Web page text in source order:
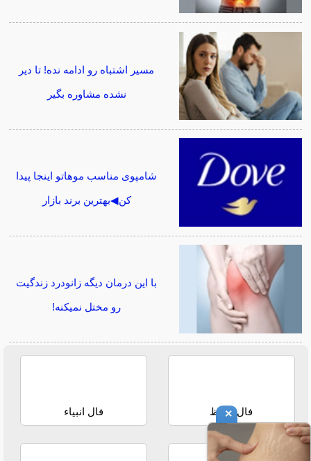
مسیر اشتباه رو ادامه نده! تا دیر
نشده مشاوره بگیر
شامپوی مناسب موهاتو اینجا پیدا
کن◀بهترین برند بازار
با این درمان دیگه زانودرد زندگیت
رو مختل نمیکنه!
فال حافظ فال انبیاء ×